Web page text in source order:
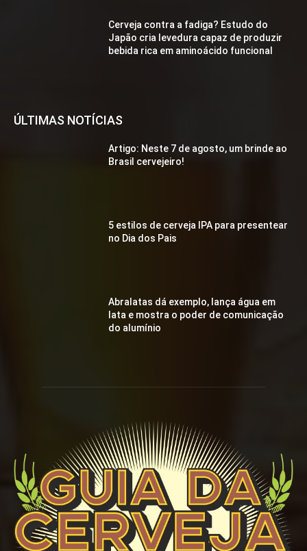
Cerveja contra a fadiga? Estudo do
Japão cria levedura capaz de produzir
bebida rica em aminoácido funcional
ÚLTIMAS NOTÍCIAS
Artigo: Neste 7 de agosto, um brinde ao
Brasil cervejeiro!
5 estilos de cerveja IPA para presentear
no Dia dos Pais
Abralatas dá exemplo, lança água em
lata e mostra o poder de comunicação
do alumínio